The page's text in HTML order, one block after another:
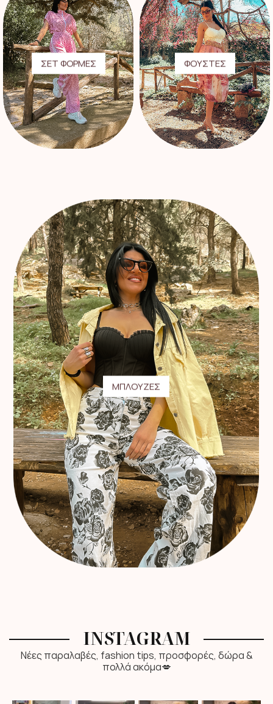
ΣΕΤ ΦΟΡΜΕΣ ΦΟΥΣΤΕΣ
ΜΠΛΟΥΖΕΣ
INSTAGRAM
Νέες παραλαβές, fashion tips, προσφορές, δώρα &
πολλά ακόμα💋